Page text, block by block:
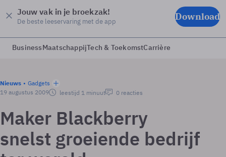
Jouw vak in je broekzak!
De beste leeservaring met de app Download
BusinessMaatschappijTech & ToekomstCarrière
Nieuws
Gadgets
19 augustus 2009
leestijd 1 minuut 0 reacties
Maker Blackberry
snelst groeiende bedrijf